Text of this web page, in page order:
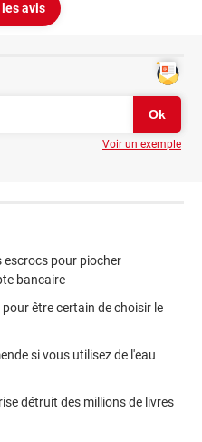
avis
Voir un exemple
escrocs pour piocher
bancaire
être certain de choisir le
si vous utilisez de l'eau
détruit des millions de livres